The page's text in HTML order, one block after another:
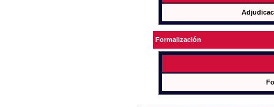
Formalización